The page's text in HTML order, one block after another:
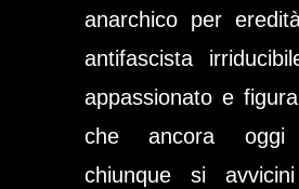
anarchico per
antifascista
appassionato e
che ancora oggi
chiunque si